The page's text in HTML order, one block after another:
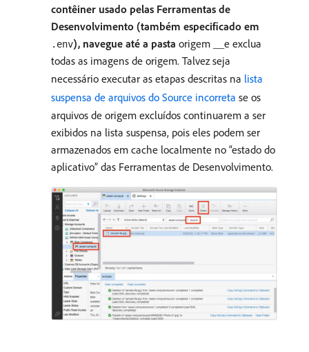
contêiner usado pelas Ferramentas de
Desenvolvimento (também especificado em
.env), navegue até a pasta origem __e exclua
todas as imagens de origem. Talvez seja
necessário executar as etapas descritas na lista
suspensa de arquivos do Source incorreta se os
arquivos de origem excluídos continuarem a ser
exibidos na lista suspensa, pois eles podem ser
armazenados em cache localmente no “estado do
aplicativo” das Ferramentas de Desenvolvimento.